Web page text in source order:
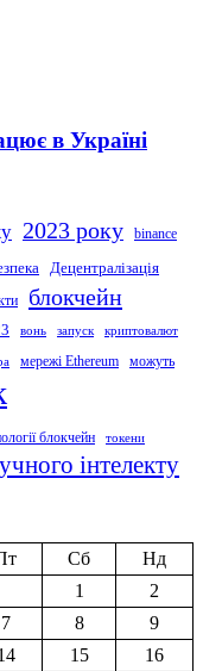
в Україні
2023 року binance
Децентралізація
блокчейн
вонь запуск криптовалют
мережі Ethereum можуть
блокчейн токени
інтелекту
Сб
Нд
1
2
7 8
9
15
16